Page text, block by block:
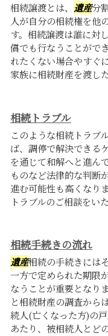
相続譲渡とは、 遺産分
人が自分の相続権を他
す。相続譲渡は誰に対
償でも行なうことがで
れたくない場合やすぐ
家族に相続財産を渡し
相続トラブル
このような相続トラブル
ば、調停で解決できる
を通じて和解へと進ん
ものなど法律的な判断
進む可能性も高くなり
トラブルのご相談をい
相続手続きの流れ
遺産相続の手続きには
一方で定められた期限
なうことが重要となり
と相続財産の調査から
続人(亡くなった方)の
あたり、被相続人とど